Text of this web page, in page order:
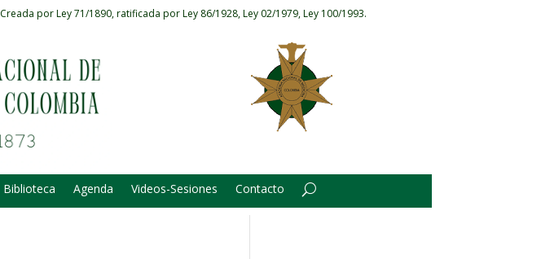
Creada por Ley 71/1890, ratificada por Ley 86/1928, Ley 02/1979, Ley 100/1993.
Biblioteca Agenda Videos-Sesiones Contacto